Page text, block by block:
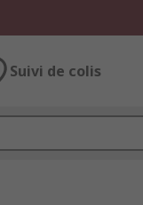
Suivi de colis